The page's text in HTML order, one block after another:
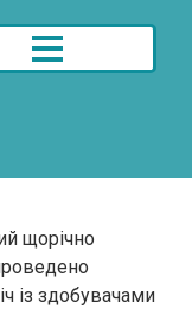
щорічно
із здобувачами